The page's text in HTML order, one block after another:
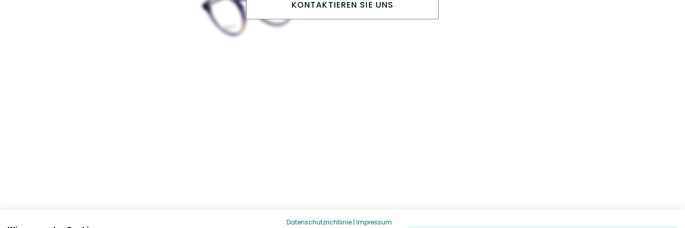
KONTAKTIEREN SIE UNS
Datenschutzrichtlinie | Impressum